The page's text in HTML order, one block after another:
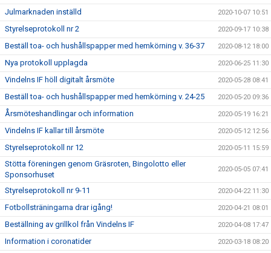
Julmarknaden inställd 2020-10-07 10:51
Styrelseprotokoll nr 2 2020-09-17 10:38
Beställ toa- och hushållspapper med hemkörning v. 36-37 2020-08-12 18:00
Nya protokoll upplagda 2020-06-25 11:30
Vindelns IF höll digitalt årsmöte 2020-05-28 08:41
Beställ toa- och hushållspapper med hemkörning v. 24-25 2020-05-20 09:36
Årsmöteshandlingar och information 2020-05-19 16:21
Vindelns IF kallar till årsmöte 2020-05-12 12:56
Styrelseprotokoll nr 12 2020-05-11 15:59
Stötta föreningen genom Gräsroten, Bingolotto eller
Sponsorhuset
2020-05-05 07:41
Styrelseprotokoll nr 9-11 2020-04-22 11:30
Fotbollsträningarna drar igång! 2020-04-21 08:01
Beställning av grillkol från Vindelns IF 2020-04-08 17:47
Information i coronatider 2020-03-18 08:20